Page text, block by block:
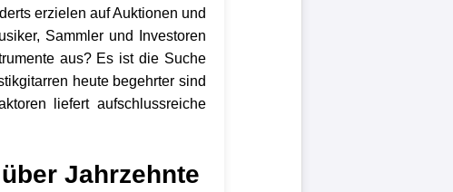
erzielen auf Auktionen und
Sammler und Investoren
aus? Es ist die Suche
heute begehrter sind
liefert aufschlussreiche
Jahrzehnte